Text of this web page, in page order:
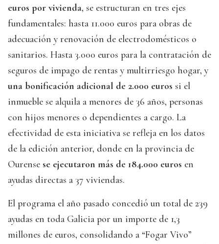
euros por vivienda, se estructuran en tres ejes
fundamentales: hasta 11.000 euros para obras de
adecuación y renovación de electrodomésticos o
sanitarios. Hasta 3.000 euros para la contratación de
seguros de impago de rentas y multirriesgo hogar, y
una bonificación adicional de 2.000 euros si el
inmueble se alquila a menores de 36 años, personas
con hijos menores o dependientes a cargo. La
efectividad de esta iniciativa se refleja en los datos
de la edición anterior, donde en la provincia de
Ourense se ejecutaron más de 184.000 euros en
ayudas directas a 37 viviendas.
El programa el año pasado concedió un total de 239
ayudas en toda Galicia por un importe de 1,3
millones de euros, consolidando a “Fogar Vivo”